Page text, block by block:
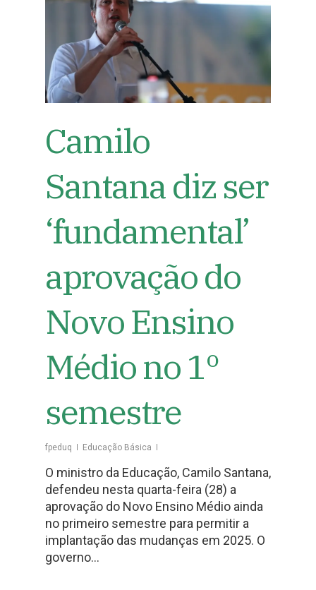
Camilo
Santana diz ser
‘fundamental’
aprovação do
Novo Ensino
Médio no 1º
semestre
fpeduq Educação Básica
O ministro da Educação, Camilo Santana,
defendeu nesta quarta-feira (28) a
aprovação do Novo Ensino Médio ainda
no primeiro semestre para permitir a
implantação das mudanças em 2025. O
governo…